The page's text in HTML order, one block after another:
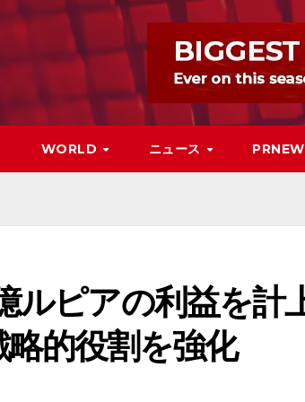
WORLD ニュース
ルピアの利益を計
的役割を強化